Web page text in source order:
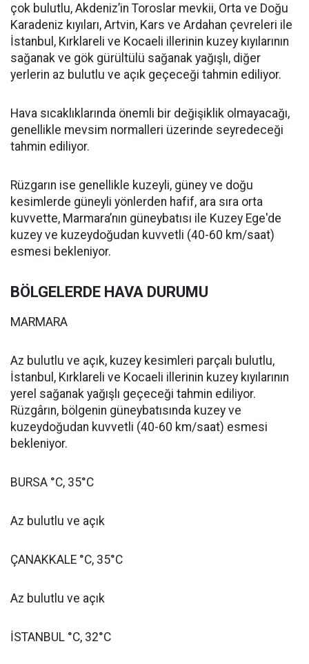
çok bulutlu, Akdeniz’in Toroslar mevkii, Orta ve Doğu
Karadeniz kıyıları, Artvin, Kars ve Ardahan çevreleri ile
İstanbul, Kırklareli ve Kocaeli illerinin kuzey kıyılarının
sağanak ve gök gürültülü sağanak yağışlı, diğer
yerlerin az bulutlu ve açık geçeceği tahmin ediliyor.
Hava sıcaklıklarında önemli bir değişiklik olmayacağı,
genellikle mevsim normalleri üzerinde seyredeceği
tahmin ediliyor.
Rüzgarın ise genellikle kuzeyli, güney ve doğu
kesimlerde güneyli yönlerden hafif, ara sıra orta
kuvvette, Marmara’nın güneybatısı ile Kuzey Ege'de
kuzey ve kuzeydoğudan kuvvetli (40-60 km/saat)
esmesi bekleniyor.
BÖLGELERDE HAVA DURUMU
MARMARA
Az bulutlu ve açık, kuzey kesimleri parçalı bulutlu,
İstanbul, Kırklareli ve Kocaeli illerinin kuzey kıyılarının
yerel sağanak yağışlı geçeceği tahmin ediliyor.
Rüzgârın, bölgenin güneybatısında kuzey ve
kuzeydoğudan kuvvetli (40-60 km/saat) esmesi
bekleniyor.
BURSA °C, 35°C
Az bulutlu ve açık
ÇANAKKALE °C, 35°C
Az bulutlu ve açık
İSTANBUL °C, 32°C